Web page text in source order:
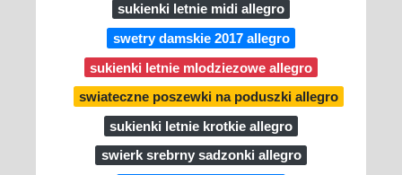
sukienki letnie midi allegro
swetry damskie 2017 allegro
sukienki letnie mlodziezowe allegro
swiateczne poszewki na poduszki allegro
sukienki letnie krotkie allegro
swierk srebrny sadzonki allegro